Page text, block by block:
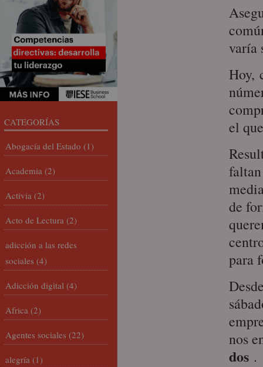
varía
Hoy,
el
de
para
nos
dos .
CATEGORÍAS
Abogacía del Estado (1)
Academia (2)
Activia (2)
Acto de Lectura (2)
adicción a las redes
sociales (4)
Adicción digital (4)
Africa (2)
Agentes sociales (22)
alegría (1)